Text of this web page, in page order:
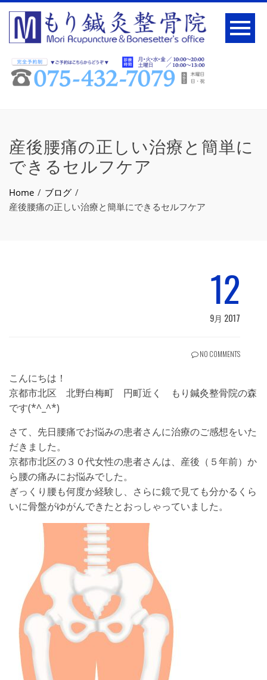
産後腰痛の正しい治療と簡単に
できるセルフケア
Home
ブログ
産後腰痛の正しい治療と簡単にできるセルフケア
12
9月 2017
NO COMMENTS
こんにちは！
京都市北区 北野白梅町 円町近く もり鍼灸整骨院の森
です(*^_^*)
さて、先日腰痛でお悩みの患者さんに治療のご感想をいた
だきました。
京都市北区の３０代女性の患者さんは、産後（５年前）か
ら腰の痛みにお悩みでした。
ぎっくり腰も何度か経験し、さらに鏡で見ても分かるくら
いに骨盤がゆがんできたとおっしゃっていました。